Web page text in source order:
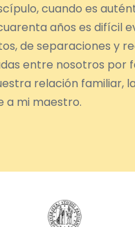
cuando es
años es difícil
de separaciones y
entre nosotros por
relación familiar,
a mi maestro.